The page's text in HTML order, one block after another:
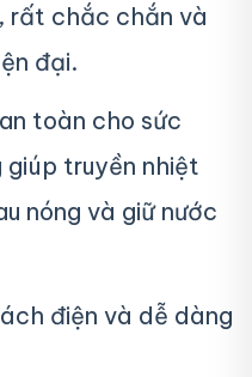
rất chắc chắn và
đại.
toàn cho sức
giúp truyền nhiệt
nóng và giữ nước
điện và dễ dàng